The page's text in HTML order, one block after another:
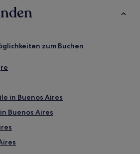
zum Buchen
in Buenos Aires
Buenos Aires